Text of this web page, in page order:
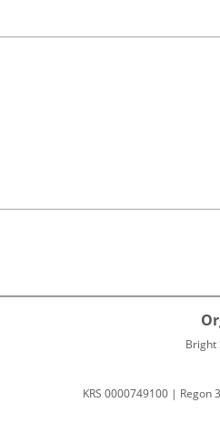
Bright
KRS 0000749100 | Regon